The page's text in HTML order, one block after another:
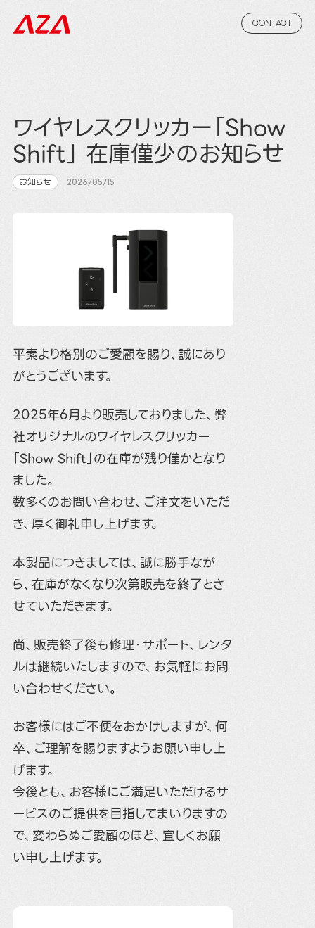
CONTACT
ワイヤレスクリッカー「Show
Shift」 在庫僅少のお知らせ
お知らせ 2026/05/15
平素より格別のご愛顧を賜り、誠にあり
がとうございます。
2025年6月より販売しておりました、弊
社オリジナルのワイヤレスクリッカー
「Show Shift」の在庫が残り僅かとなり
ました。
数多くのお問い合わせ、ご注文をいただ
き、厚く御礼申し上げます。
本製品につきましては、誠に勝手なが
ら、在庫がなくなり次第販売を終了とさ
せていただきます。
尚、販売終了後も修理・サポート、レンタ
ルは継続いたしますので、お気軽にお問
い合わせください。
お客様にはご不便をおかけしますが、何
卒、ご理解を賜りますようお願い申し上
げます。
今後とも、お客様にご満足いただけるサ
ービスのご提供を目指してまいりますの
で、変わらぬご愛顧のほど、宜しくお願
い申し上げます。